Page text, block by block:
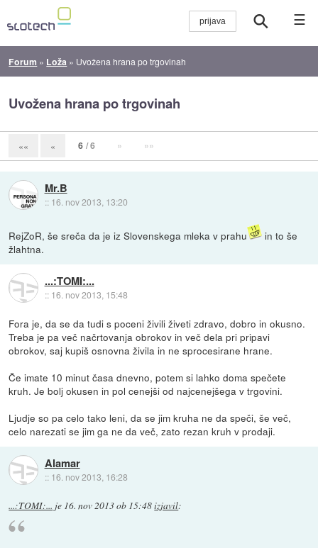
☰
Forum » Loža » Uvožena hrana po trgovinah
Uvožena hrana po trgovinah
«« « 6 / 6 » »»
Mr.B
:: 16. nov 2013, 13:20
RejZoR, še sreča da je iz Slovenskega mleka v prahu
in to še
žlahtna.
...:TOMI:...
:: 16. nov 2013, 15:48
Fora je, da se da tudi s poceni živili živeti zdravo, dobro in okusno.
Treba je pa več načrtovanja obrokov in več dela pri pripavi
obrokov, saj kupiš osnovna živila in ne sprocesirane hrane.
Če imate 10 minut časa dnevno, potem si lahko doma spečete
kruh. Je bolj okusen in pol cenejši od najcenejšega v trgovini.
Ljudje so pa celo tako leni, da se jim kruha ne da speči, še več,
celo narezati se jim ga ne da več, zato rezan kruh v prodaji.
Alamar
:: 16. nov 2013, 16:28
...:TOMI:... je 16. nov 2013 ob 15:48izjavil: